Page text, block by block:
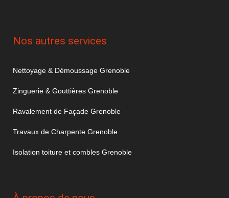
Nos autres services
Nettoyage & Démoussage Grenoble
Zinguerie & Gouttières Grenoble
Ravalement de Façade Grenoble
Travaux de Charpente Grenoble
Isolation toiture et combles Grenoble